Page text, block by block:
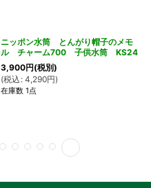
ニッポン水筒 とんがり帽子のメモ
ル チャーム700 子供水筒 KS24
3,900円(税別)
(税込 : 4,290円)
在庫数 1点